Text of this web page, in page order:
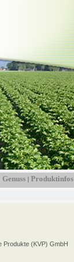
| Produktinfos
Produkte (KVP) GmbH